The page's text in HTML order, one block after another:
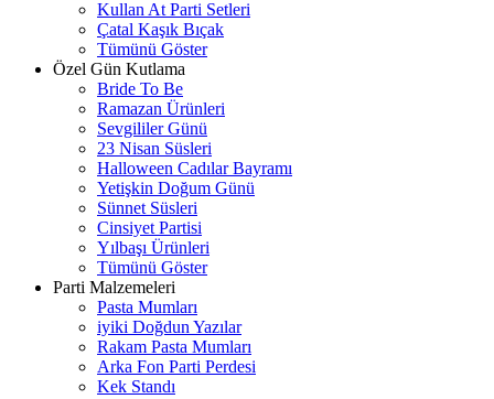
Kullan At Parti Setleri
Çatal Kaşık Bıçak
Tümünü Göster
Özel Gün Kutlama
Bride To Be
Ramazan Ürünleri
Sevgililer Günü
23 Nisan Süsleri
Halloween Cadılar Bayramı
Yetişkin Doğum Günü
Sünnet Süsleri
Cinsiyet Partisi
Yılbaşı Ürünleri
Tümünü Göster
Parti Malzemeleri
Pasta Mumları
iyiki Doğdun Yazılar
Rakam Pasta Mumları
Arka Fon Parti Perdesi
Kek Standı